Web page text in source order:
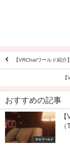
【VRChatワールド紹介
おすすめの記事
チルワールド